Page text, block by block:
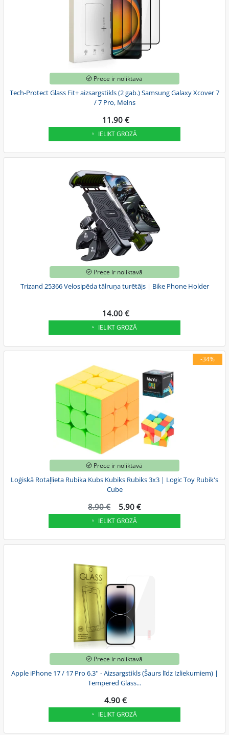
Prece ir noliktavā
Tech-Protect Glass Fit+ aizsargstikls (2 gab.) Samsung Galaxy Xcover 7
/ 7 Pro, Melns
11.90 €
IELIKT GROZĀ
Prece ir noliktavā
Trizand 25366 Velosipēda tālruņa turētājs | Bike Phone Holder
14.00 €
IELIKT GROZĀ
-34%
Prece ir noliktavā
Loģiskā Rotaļlieta Rubika Kubs Kubiks Rubiks 3x3 | Logic Toy Rubik's
Cube
8.90 € 5.90 €
IELIKT GROZĀ
Prece ir noliktavā
Apple iPhone 17 / 17 Pro 6.3'' - Aizsargstikls (Šaurs līdz Izliekumiem) |
Tempered Glass...
4.90 €
IELIKT GROZĀ